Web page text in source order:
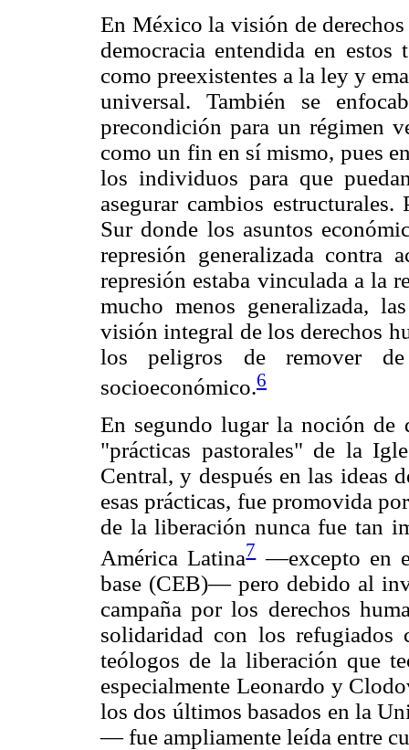
En México la visión de
democracia entendida en estos
como preexistentes a la ley y
universal. También se
precondición para un régimen
como un fin en sí mismo, pues
los individuos para que
asegurar cambios
Sur donde los asuntos
represión generalizada contra
represión estaba vinculada a la
mucho menos generalizada,
visión integral de los derechos
los peligros de remover
socioeconómico.6
En segundo lugar la noción de
"prácticas pastorales" de la
Central, y después en las ideas
esas prácticas, fue promovida
de la liberación nunca fue tan
América Latina7—excepto en el
base (CEB)— pero debido al
campaña por los derechos
solidaridad con los refugiados
teólogos de la liberación que
especialmente Leonardo y
los dos últimos basados en la
— fue ampliamente leída entre